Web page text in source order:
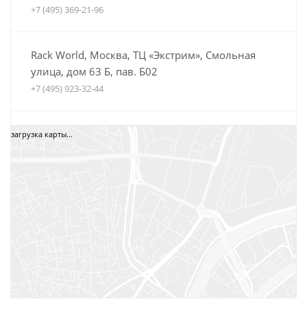
+7 (495) 369-21-96
Rack World, Москва, ТЦ «Экстрим», Смольная
улица, дом 63 Б, пав. Б02
+7 (495) 923-32-44
Автобагажники Boxteam.ru, ТЦ СпортЕХ, Москва,
загрузка карты...